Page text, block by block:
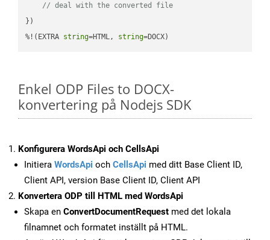
// deal with the converted file
})
%!(EXTRA string=HTML, string=DOCX)
Enkel ODP Files to DOCX-
konvertering på Nodejs SDK
Konfigurera WordsApi och CellsApi
Initiera WordsApi och CellsApi med ditt Base Client ID,
Client API, version Base Client ID, Client API
Konvertera ODP till HTML med WordsApi
Skapa en ConvertDocumentRequest med det lokala
filnamnet och formatet inställt på HTML.